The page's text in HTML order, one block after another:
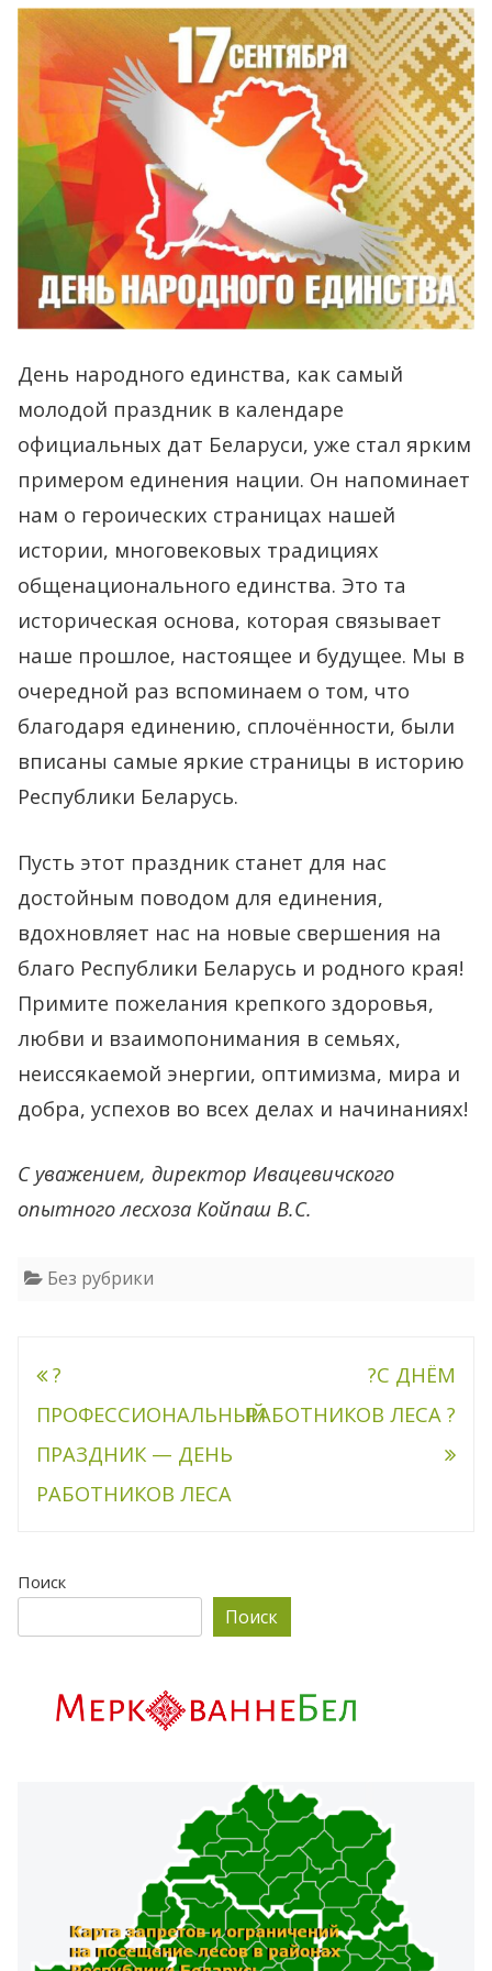
День народного единства, как самый
молодой праздник в календаре
официальных дат Беларуси, уже стал ярким
примером единения нации. Он напоминает
нам о героических страницах нашей
истории, многовековых традициях
общенационального единства. Это та
историческая основа, которая связывает
наше прошлое, настоящее и будущее. Мы в
очередной раз вспоминаем о том, что
благодаря единению, сплочённости, были
вписаны самые яркие страницы в историю
Республики Беларусь.
Пусть этот праздник станет для нас
достойным поводом для единения,
вдохновляет нас на новые свершения на
благо Республики Беларусь и родного края!
Примите пожелания крепкого здоровья,
любви и взаимопонимания в семьях,
неиссякаемой энергии, оптимизма, мира и
добра, успехов во всех делах и начинаниях!
С уважением, директор Ивацевичского
опытного лесхоза Койпаш В.С.
Без рубрики
Навигация
по
записям
?
ПРОФЕССИОНАЛЬНЫЙ
ПРАЗДНИК — ДЕНЬ
РАБОТНИКОВ ЛЕСА
?С ДНЁМ
РАБОТНИКОВ ЛЕСА ?
Поиск
Поиск